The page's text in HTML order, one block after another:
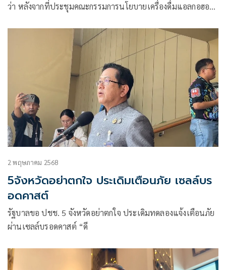
ว่า หลังจากที่ประชุมคณะกรรมการนโยบายเครื่องดื่มแอลกอฮอล์
เครื่องดื่มแอลกอฮอล์
2 พฤษภาคม 2568
5จังหวัดอย่าตกใจ ประเดิมเตือนภัย เซลล์บร
อดคาสต์
รัฐบาลขอ ปชช. 5 จังหวัดอย่าตกใจ ประเดิมทดลองแจ้งเตือนภัย
ผ่านเซลล์บรอดคาสต์ “ดี